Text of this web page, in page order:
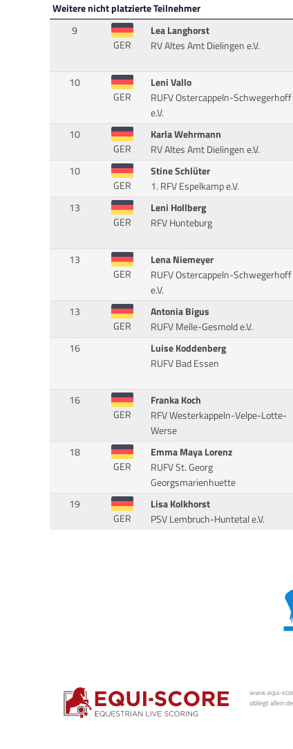
Weitere nicht platzierte Teilnehmer
9
GER
Lea Langhorst
RV Altes Amt Dielingen e.V.
10
GER
Leni Vallo
RUFV Ostercappeln-Schwegerhoff
e.V.
10
GER
Karla Wehrmann
RV Altes Amt Dielingen e.V.
10
GER
Stine Schlüter
1. RFV Espelkamp e.V.
13
GER
Leni Hollberg
RFV Hunteburg
13
GER
Lena Niemeyer
RUFV Ostercappeln-Schwegerhoff
e.V.
13
GER
Antonia Bigus
RUFV Melle-Gesmold e.V.
16
Luise Koddenberg
RUFV Bad Essen
16
GER
Franka Koch
RFV Westerkappeln-Velpe-Lotte-
Werse
18
GER
Emma Maya Lorenz
RUFV St. Georg
Georgsmarienhuette
19
GER
Lisa Kolkhorst
PSV Lembruch-Huntetal e.V.
www.equi-
obliegt allein